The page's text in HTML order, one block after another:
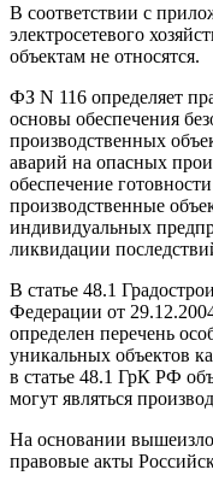
В соответствии с
электросетевого
объектам не относятся.
ФЗ N 116 определяет
основы обеспечения
производственных
аварий на опасных
обеспечение
производственные
индивидуальных
ликвидации
В статье 48.1
Федерации от
определен перечень
уникальных объектов
в статье 48.1 ГрК РФ
могут являться
На основании
правовые акты